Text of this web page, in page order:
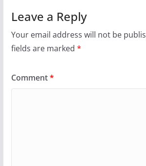
Leave a Reply
Your email address will not be
fields are marked *
Comment*